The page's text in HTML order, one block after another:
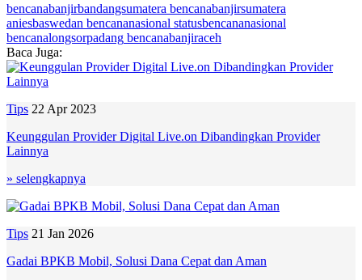
bencanabanjirbandangsumatera bencanabanjirsumatera
aniesbaswedan bencananasional statusbencananasional
bencanalongsorpadang bencanabanjiraceh
Baca Juga:
Tips 22 Apr 2023
Keunggulan Provider Digital Live.on Dibandingkan Provider
Lainnya
» selengkapnya
Tips 21 Jan 2026
Gadai BPKB Mobil, Solusi Dana Cepat dan Aman